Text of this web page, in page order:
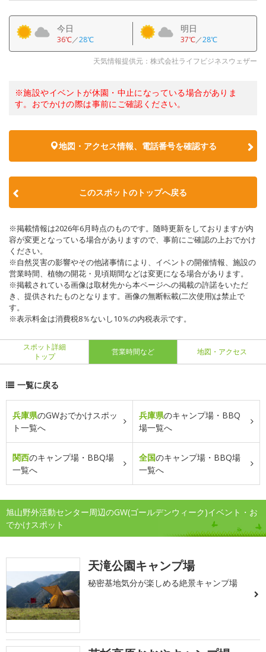
今日
36℃／28℃
明日
37℃／28℃
天気情報提供元：株式会社ライフビジネスウェザー
※施設やイベントが休園・中止になっている場合がありま
す。おでかけの際は事前にご確認ください。
地図・アクセス情報、電話番号を確認する
このスポットのトップへ戻る
※掲載情報は2026年6月時点のものです。随時更新をしておりますが内
容が変更となっている場合がありますので、事前にご確認の上おでかけ
ください。
※自然災害の影響やその他諸事情により、イベントの開催情報、施設の
営業時間、植物の開花・見頃期間などは変更になる場合があります。
※掲載されている画像は取材先から本ページへの掲載の許諾をいただ
き、提供されたものとなります。画像の無断転載(二次使用)は禁止で
す。
※表示料金は消費税8％ないし10％の内税表示です。
スポット詳細
トップ
営業時間など 地図・アクセス
一覧に戻る
兵庫県のGWおでかけスポッ
ト一覧へ
兵庫県のキャンプ場・BBQ
場一覧へ
関西のキャンプ場・BBQ場
一覧へ
全国のキャンプ場・BBQ場
一覧へ
旭山野外活動センター周辺のGW(ゴールデンウィーク)イベント・お
でかけスポット
天滝公園キャンプ場
秘密基地気分が楽しめる絶景キャンプ場